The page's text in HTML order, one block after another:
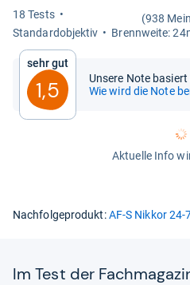
18 Tests
(938
Stan­dar­d­ob­jek­tiv
Brenn­weite:
Sehr gut
1,5
Unsere Note
Wie wird die Note
Aktuelle Info
Nachfolgeprodukt:AF-S Nikkor 24-
Im Test der